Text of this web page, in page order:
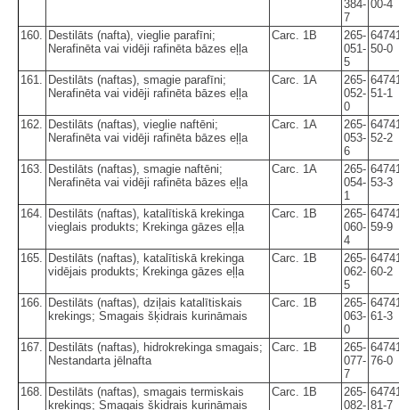
384-
7
00-4
160.
Destilāts (nafta), vieglie parafīni;
Nerafinēta vai vidēji rafinēta bāzes eļļa
Carc. 1B
265-
051-
5
50-0
161.
Destilāts (naftas), smagie parafīni;
Nerafinēta vai vidēji rafinēta bāzes eļļa
Carc. 1A
265-
052-
0
51-1
162.
Destilāts (naftas), vieglie naftēni;
Nerafinēta vai vidēji rafinēta bāzes eļļa
Carc. 1A
265-
053-
6
52-2
163.
Destilāts (naftas), smagie naftēni;
Nerafinēta vai vidēji rafinēta bāzes eļļa
Carc. 1A
265-
054-
1
53-3
164.
Destilāts (naftas), katalītiskā krekinga
vieglais produkts; Krekinga gāzes eļļa
Carc. 1B
265-
060-
4
59-9
165.
Destilāts (naftas), katalītiskā krekinga
vidējais produkts; Krekinga gāzes eļļa
Carc. 1B
265-
062-
5
60-2
166.
Destilāts (naftas), dziļais katalītiskais
krekings; Smagais šķidrais kurināmais
Carc. 1B
265-
063-
0
61-3
167.
Destilāts (naftas), hidrokrekinga smagais;
Nestandarta jēlnafta
Carc. 1B
265-
077-
7
76-0
168.
Destilāts (naftas), smagais termiskais
krekings; Smagais šķidrais kurināmais
Carc. 1B
265-
082- 81-7